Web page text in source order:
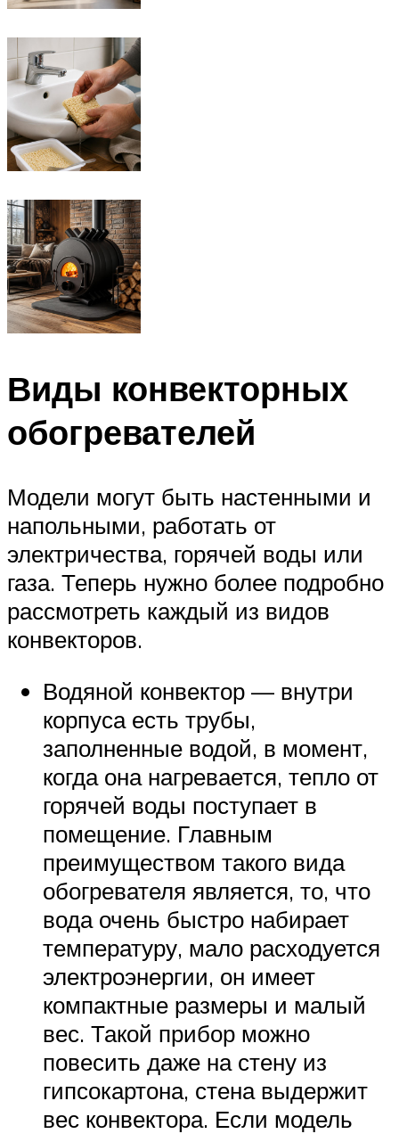
Виды конвекторных
обогревателей
Модели могут быть настенными и
напольными, работать от
электричества, горячей воды или
газа. Теперь нужно более подробно
рассмотреть каждый из видов
конвекторов.
Водяной конвектор — внутри
корпуса есть трубы,
заполненные водой, в момент,
когда она нагревается, тепло от
горячей воды поступает в
помещение. Главным
преимуществом такого вида
обогревателя является, то, что
вода очень быстро набирает
температуру, мало расходуется
электроэнергии, он имеет
компактные размеры и малый
вес. Такой прибор можно
повесить даже на стену из
гипсокартона, стена выдержит
вес конвектора. Если модель